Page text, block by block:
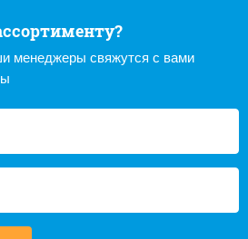
менеджеры свяжутся с вами